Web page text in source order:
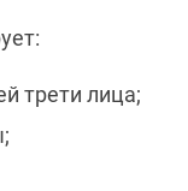
трети лица;